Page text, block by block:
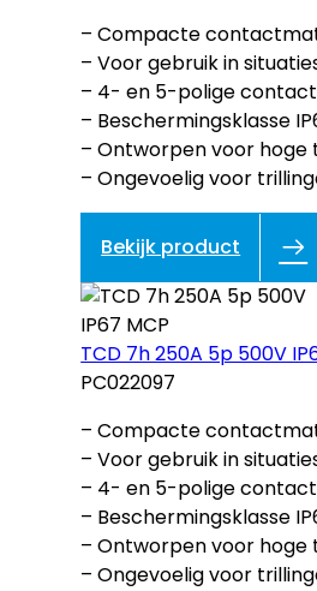
– Compacte
– Voor gebruik in
– 4- en 5-polige
– Beschermingsklasse
– Ontworpen voor
– Ongevoelig voor
Bekijk product
TCD 7h 250A 5p 500V
PC022097
– Compacte
– Voor gebruik in
– 4- en 5-polige
– Beschermingsklasse
– Ontworpen voor
– Ongevoelig voor